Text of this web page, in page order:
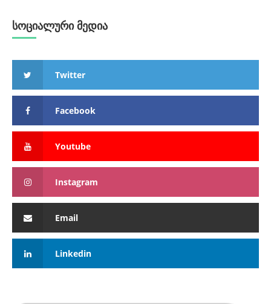
სოციალური მედია
Twitter
Facebook
Youtube
Instagram
Email
Linkedin